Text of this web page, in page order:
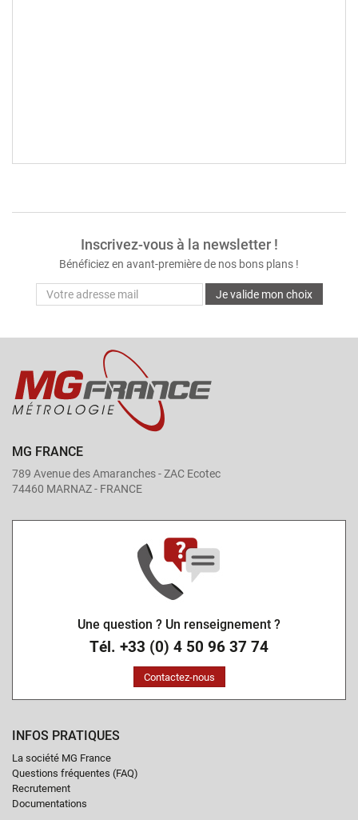
Inscrivez-vous à la newsletter !
Bénéficiez en avant-première de nos bons plans !
Je valide mon choix
MG FRANCE
789 Avenue des Amaranches - ZAC Ecotec
74460 MARNAZ - FRANCE
Une question ? Un renseignement ?
Tél. +33 (0) 4 50 96 37 74
Contactez-nous
INFOS PRATIQUES
La société MG France
Questions fréquentes (FAQ)
Recrutement
Documentations